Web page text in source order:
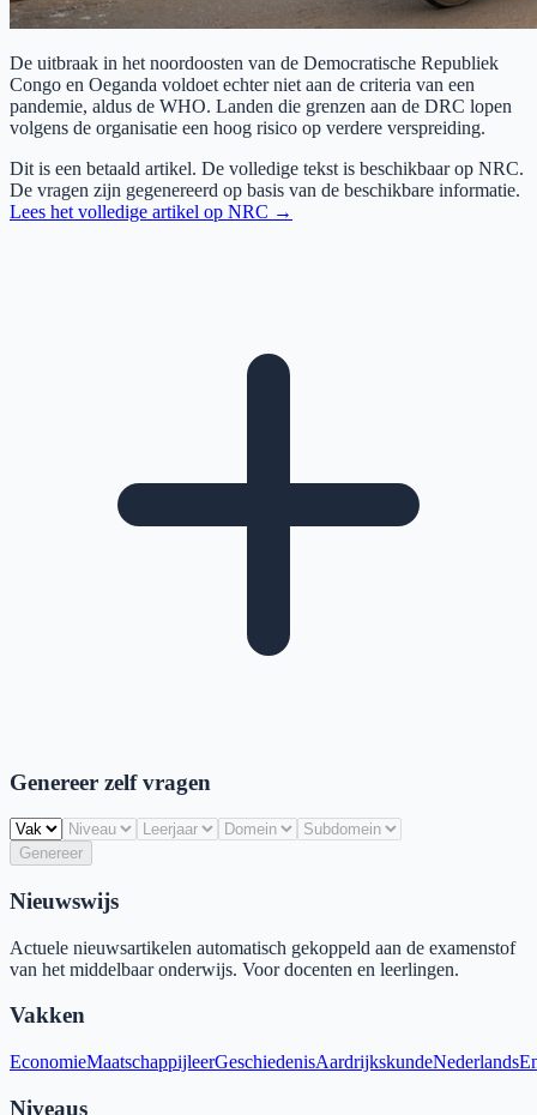
De uitbraak in het noordoosten van de Democratische Republiek
Congo en Oeganda voldoet echter niet aan de criteria van een
pandemie, aldus de WHO. Landen die grenzen aan de DRC lopen
volgens de organisatie een hoog risico op verdere verspreiding.
Dit is een betaald artikel. De volledige tekst is beschikbaar op NRC.
De vragen zijn gegenereerd op basis van de beschikbare informatie.
Lees het volledige artikel op NRC →
Genereer zelf vragen
Genereer
Nieuwswijs
Actuele nieuwsartikelen automatisch gekoppeld aan de examenstof
van het middelbaar onderwijs. Voor docenten en leerlingen.
Vakken
EconomieMaatschappijleerGeschiedenisAardrijkskundeNederlands
Niveaus